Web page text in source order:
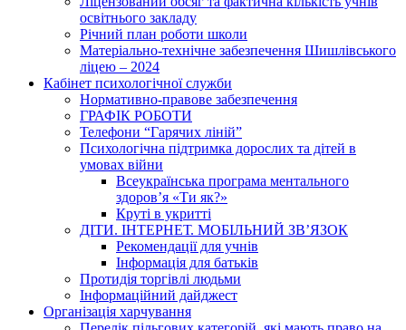
освітнього закладу
Річний план роботи школи
Матеріально-технічне забезпечення Шишлівського
ліцею – 2024
Кабінет психологічної служби
Нормативно-правове забезпечення
ГРАФІК РОБОТИ
Телефони “Гарячих ліній”
Психологічна підтримка дорослих та дітей в
умовах війни
Всеукраїнська програма ментального
здоров’я «Ти як?»
Круті в укритті
ДІТИ. ІНТЕРНЕТ. МОБІЛЬНИЙ ЗВ’ЯЗОК
Рекомендації для учнів
Інформація для батьків
Протидія торгівлі людьми
Інформаційний дайджест
Організація харчування